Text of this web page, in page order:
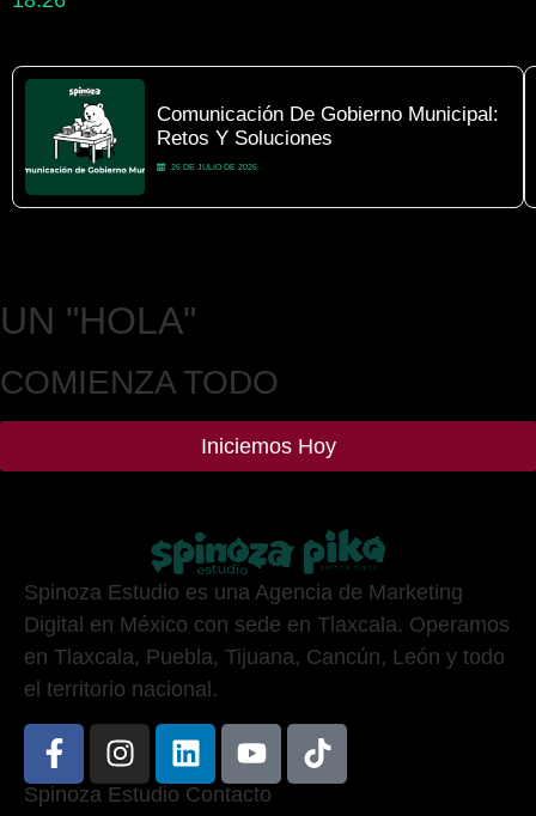
Comunicación De Gobierno Municipal:
Retos Y Soluciones
26 DE JULIO DE 2026
UN "HOLA"
COMIENZA TODO
Iniciemos Hoy
Spinoza Estudio es una Agencia de Marketing
Digital en México con sede en Tlaxcala. Operamos
en Tlaxcala, Puebla, Tijuana, Cancún, León y todo
el territorio nacional.
Spinoza Estudio Contacto